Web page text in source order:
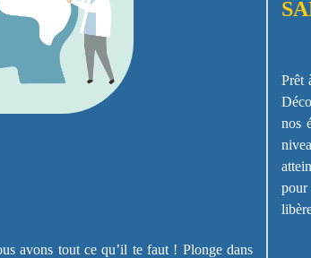
avons tout ce qu’il te faut ! Plonge dans
Prêt
nos
pour